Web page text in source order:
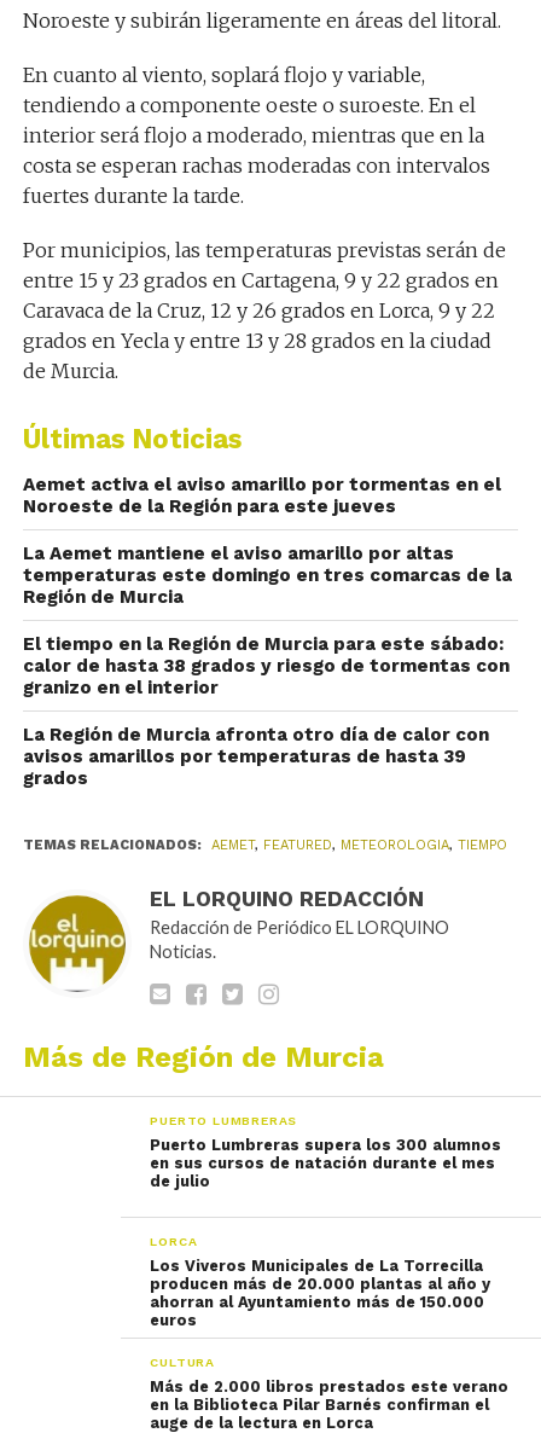
Noroeste y subirán ligeramente en áreas del litoral.
En cuanto al viento, soplará flojo y variable,
tendiendo a componente oeste o suroeste. En el
interior será flojo a moderado, mientras que en la
costa se esperan rachas moderadas con intervalos
fuertes durante la tarde.
Por municipios, las temperaturas previstas serán de
entre 15 y 23 grados en Cartagena, 9 y 22 grados en
Caravaca de la Cruz, 12 y 26 grados en Lorca, 9 y 22
grados en Yecla y entre 13 y 28 grados en la ciudad
de Murcia.
Últimas Noticias
Aemet activa el aviso amarillo por tormentas en el
Noroeste de la Región para este jueves
La Aemet mantiene el aviso amarillo por altas
temperaturas este domingo en tres comarcas de la
Región de Murcia
El tiempo en la Región de Murcia para este sábado:
calor de hasta 38 grados y riesgo de tormentas con
granizo en el interior
La Región de Murcia afronta otro día de calor con
avisos amarillos por temperaturas de hasta 39
grados
TEMAS RELACIONADOS: AEMET, FEATURED, METEOROLOGIA, TIEMPO
EL LORQUINO REDACCIÓN
Redacción de Periódico EL LORQUINO
Noticias.
Más de Región de Murcia
PUERTO LUMBRERAS
Puerto Lumbreras supera los 300 alumnos
en sus cursos de natación durante el mes
de julio
LORCA
Los Viveros Municipales de La Torrecilla
producen más de 20.000 plantas al año y
ahorran al Ayuntamiento más de 150.000
euros
CULTURA
Más de 2.000 libros prestados este verano
en la Biblioteca Pilar Barnés confirman el
auge de la lectura en Lorca